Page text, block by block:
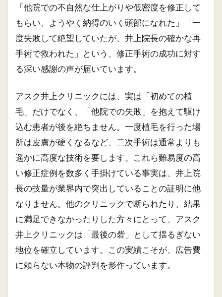
「他院での不自然な仕上がりや低密度を修正して
もらい、ようやく納得のいく頭部になれた」「一
度失敗して絶望していたが、井上院長の確かな再
手術で救われた」という、修正手術の成功に対す
る深い感謝の声が届いています。
アスク井上クリニックには、実は「初めての植
毛」だけでなく、「他院での失敗」を抱えて駆け
込む患者が後を絶ちません。一度植毛を行った場
所は皮膚が硬くなるなど、二次手術は通常よりも
遥かに高度な技術を要します。これら難易度の高
い修正症例を数多く手掛けている事実は、井上院
長の技量が業界内で突出していることの証明に他
なりません。他のクリニックで断られたり、結果
に満足できなかったりした方々にとって、アスク
井上クリニックは「最後の砦」として揺るぎない
地位を確立しています。この実績こそが、広告費
に頼らない本物の評判を形作っています。